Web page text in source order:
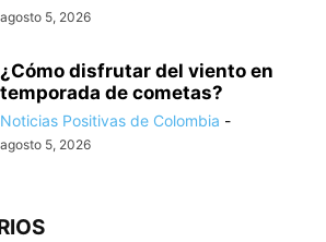
agosto 5, 2026
¿Cómo disfrutar del viento en
temporada de cometas?
Noticias Positivas de Colombia -
agosto 5, 2026